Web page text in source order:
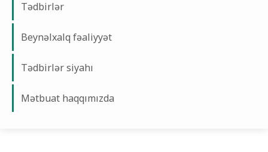
Tədbirlər
Beynəlxalq fəaliyyət
Tədbirlər siyahı
Mətbuat haqqımızda